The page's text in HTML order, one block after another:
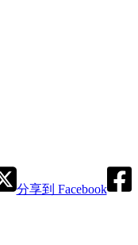
分享到 Facebook